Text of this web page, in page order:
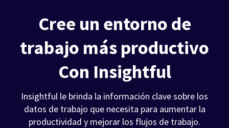
Cree un entorno de
trabajo más productivo
Con Insightful
Insightful le brinda la información clave sobre los
datos de trabajo que necesita para aumentar la
productividad y mejorar los flujos de trabajo.